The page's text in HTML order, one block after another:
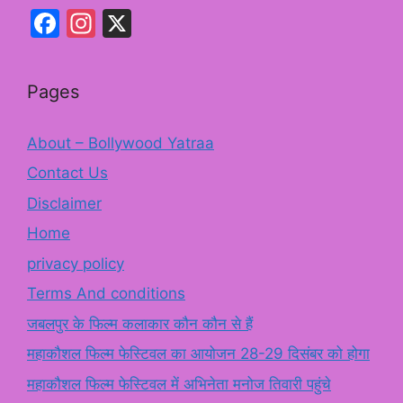
Facebook
Instagram
Pages
About – Bollywood Yatraa
Contact Us
Disclaimer
Home
privacy policy
Terms And conditions
जबलपुर के फिल्म कलाकार कौन कौन से हैं
महाकौशल फिल्म फेस्टिवल का आयोजन 28-29 दिसंबर को होगा
महाकौशल फिल्म फेस्टिवल में अभिनेता मनोज तिवारी पहुंचे